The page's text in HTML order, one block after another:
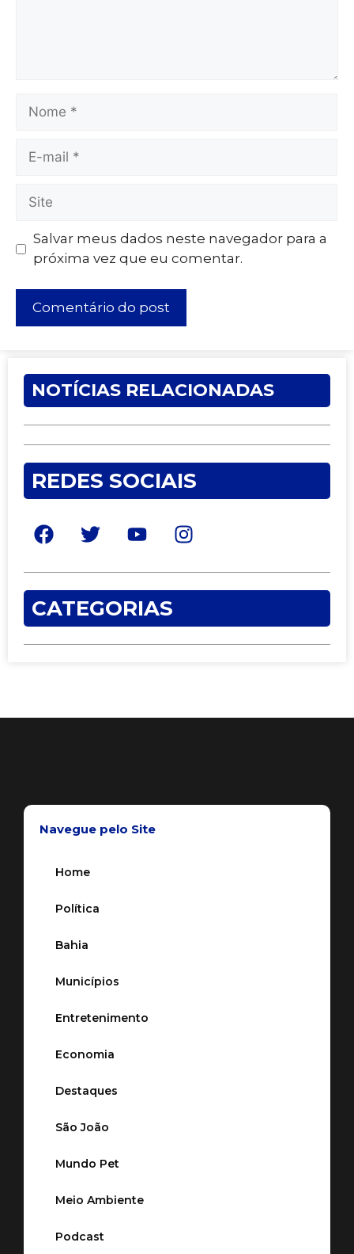
Salvar meus dados neste navegador para a
próxima vez que eu comentar.
NOTÍCIAS RELACIONADAS
REDES SOCIAIS
CATEGORIAS
Navegue pelo Site
Home
Política
Bahia
Municípios
Entretenimento
Economia
Destaques
São João
Mundo Pet
Meio Ambiente
Podcast